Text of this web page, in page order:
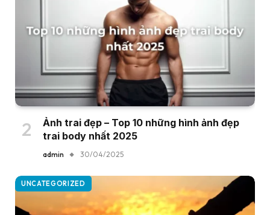
Ảnh trai đẹp – Top 10 những hình ảnh đẹp
trai body nhất 2025
admin 30/04/2025
UNCATEGORIZED